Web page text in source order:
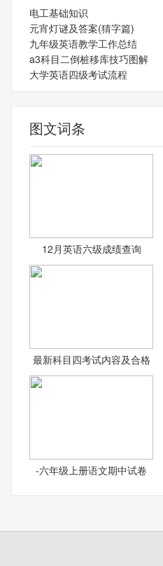
电工基础知识
元宵灯谜及答案(猜字篇)
九年级英语教学工作总结
a3科目二倒桩移库技巧图解
大学英语四级考试流程
图文词条
12月英语六级成绩查询
最新科目四考试内容及合格
-六年级上册语文期中试卷